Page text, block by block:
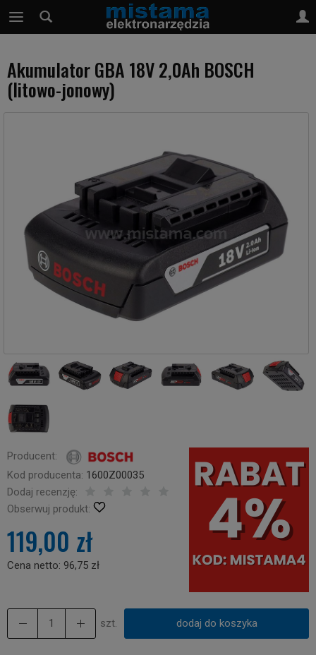
Akumulator GBA 18V 2,0Ah BOSCH
(litowo-jonowy)
Producent:
Kod producenta: 1600Z00035
Dodaj recenzję:
Obserwuj produkt:
119,00 zł
Cena netto: 96,75 zł
szt. dodaj do koszyka